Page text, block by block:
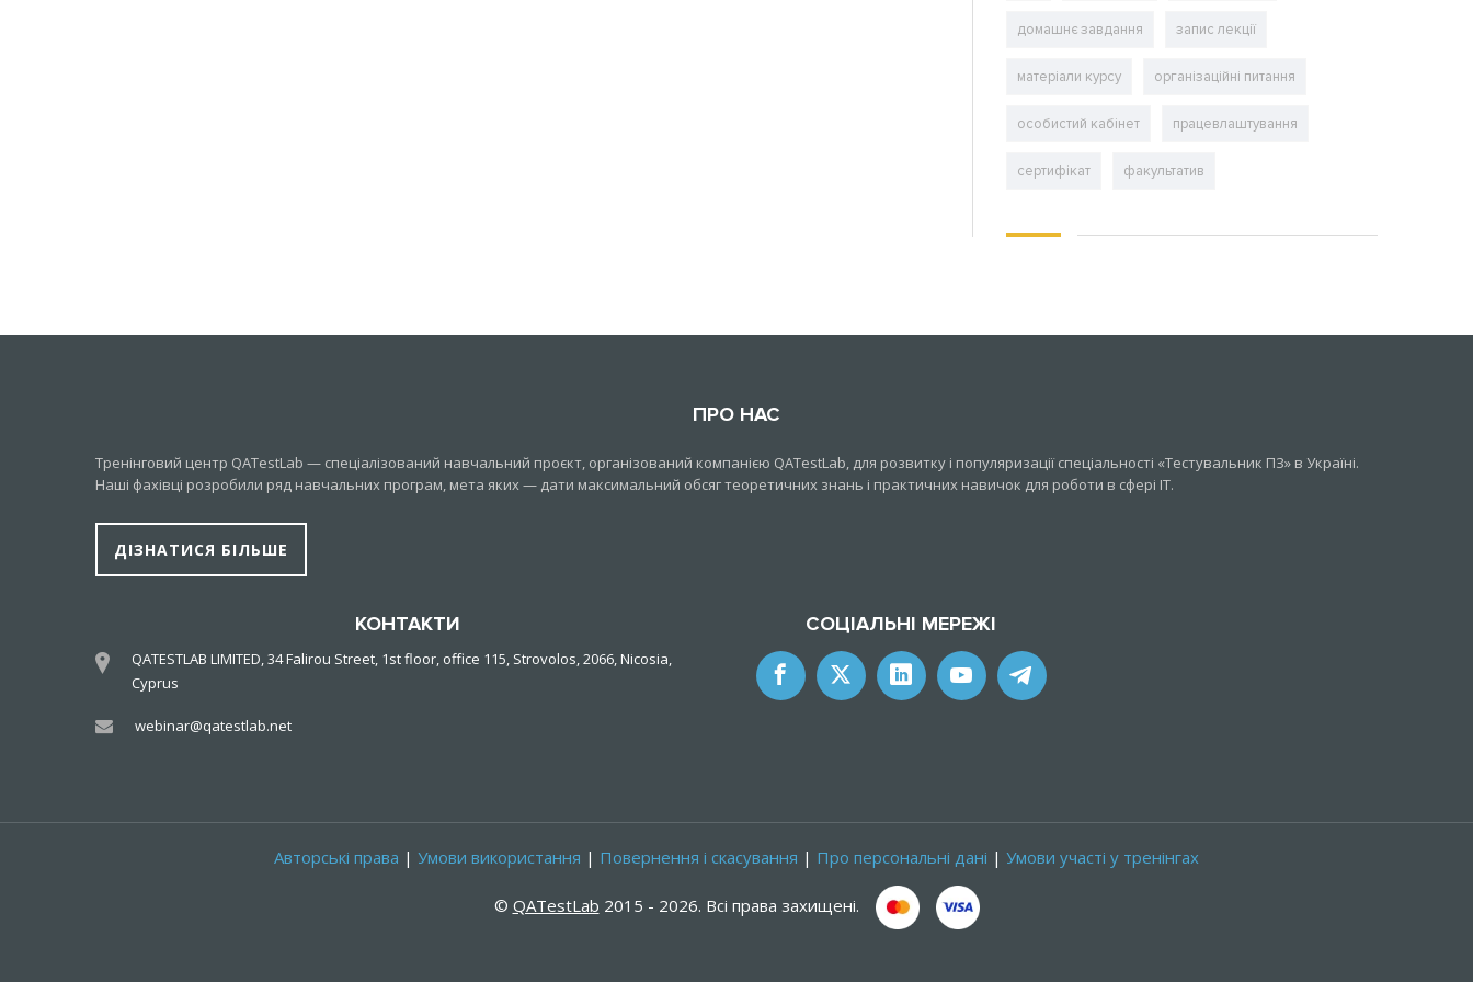
домашнє завдання запис лекції
матеріали курсу організаційні питання
особистий кабінет працевлаштування
сертифікат факультатив
ПРО НАС
Тренінговий центр QATestLab — спеціалізований навчальний проєкт, організований компанією QATestLab, для розвитку і популяризації спеціальності «Тестувальник ПЗ» в Україні.
Наші фахівці розробили ряд навчальних програм, мета яких — дати максимальний обсяг теоретичних знань і практичних навичок для роботи в сфері IT.
ДІЗНАТИСЯ БІЛЬШЕ
КОНТАКТИ
QATESTLAB LIMITED, 34 Falirou Street, 1st floor, office 115, Strovolos, 2066, Nicosia,
Cyprus
webinar@qatestlab.net
СОЦІАЛЬНІ МЕРЕЖІ
Авторські права | Умови використання | Повернення і скасування | Про персональні дані | Умови участі у тренінгах
© QATestLab 2015 - 2026. Всі права захищені.